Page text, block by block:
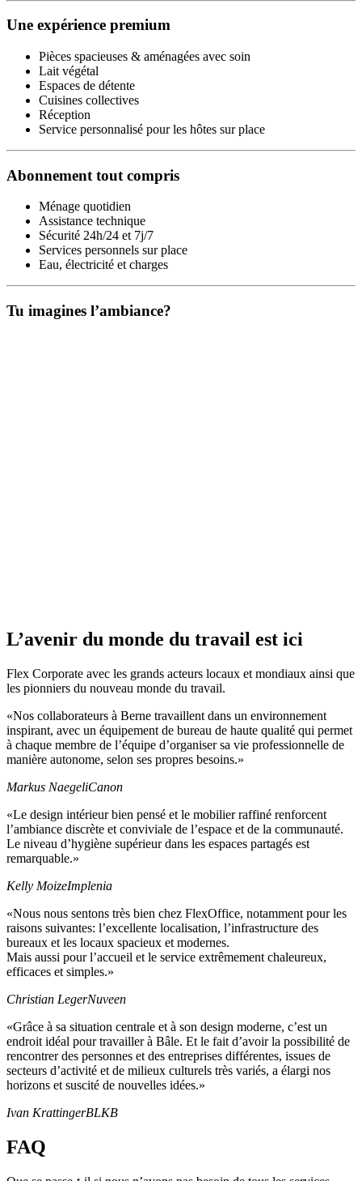
Une expérience premium
Pièces spacieuses & aménagées avec soin
Lait végétal
Espaces de détente
Cuisines collectives
Réception
Service personnalisé pour les hôtes sur place
Abonnement tout compris
Ménage quotidien
Assistance technique
Sécurité 24h/24 et 7j/7
Services personnels sur place
Eau, électricité et charges
Tu imagines l’ambiance?
L’avenir du monde du travail est ici
Flex Corporate avec les grands acteurs locaux et mondiaux ainsi que
les pionniers du nouveau monde du travail.
«Nos collaborateurs à Berne travaillent dans un environnement
inspirant, avec un équipement de bureau de haute qualité qui permet
à chaque membre de l’équipe d’organiser sa vie professionnelle de
manière autonome, selon ses propres besoins.»
Markus NaegeliCanon
«Le design intérieur bien pensé et le mobilier raffiné renforcent
l’ambiance discrète et conviviale de l’espace et de la communauté.
Le niveau d’hygiène supérieur dans les espaces partagés est
remarquable.»
Kelly MoizeImplenia
«Nous nous sentons très bien chez FlexOffice, notamment pour les
raisons suivantes: l’excellente localisation, l’infrastructure des
bureaux et les locaux spacieux et modernes.
Mais aussi pour l’accueil et le service extrêmement chaleureux,
efficaces et simples.»
Christian LegerNuveen
«Grâce à sa situation centrale et à son design moderne, c’est un
endroit idéal pour travailler à Bâle. Et le fait d’avoir la possibilité de
rencontrer des personnes et des entreprises différentes, issues de
secteurs d’activité et de milieux culturels très variés, a élargi nos
horizons et suscité de nouvelles idées.»
Ivan KrattingerBLKB
FAQ